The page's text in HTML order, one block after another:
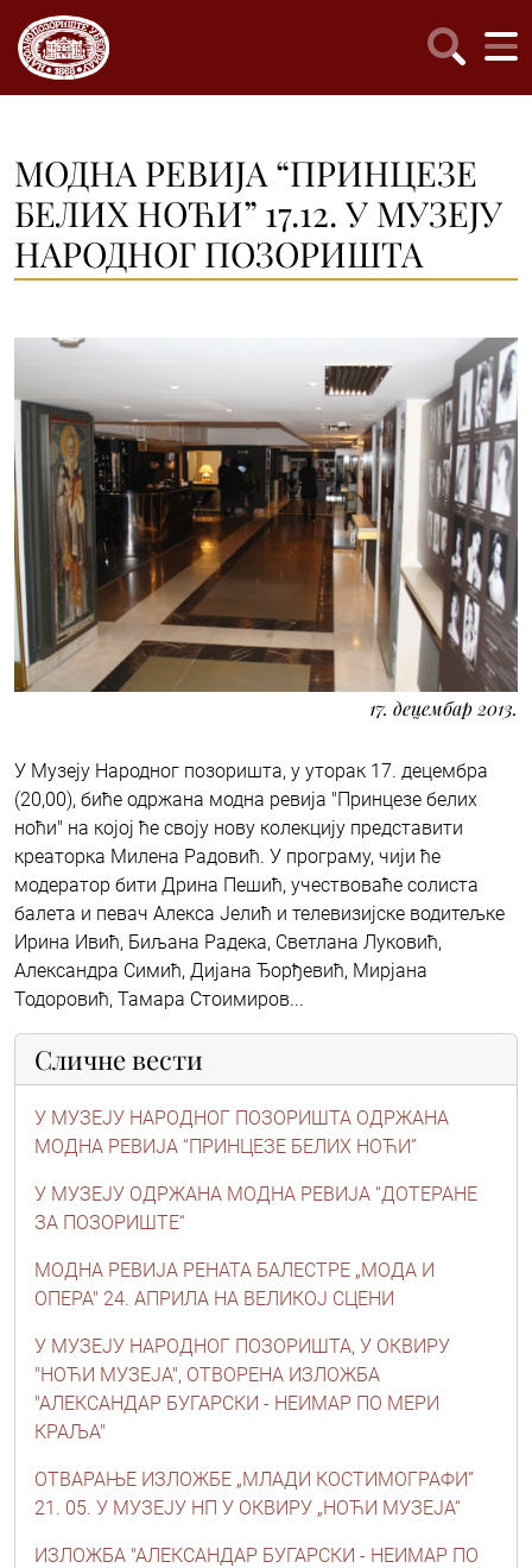
МОДНА РЕВИЈА “ПРИНЦЕЗЕ
БЕЛИХ НОЋИ” 17.12. У МУЗЕЈУ
НАРОДНОГ ПОЗОРИШТА
17. децембар 2013.
У Музеју Народног позоришта, у уторак 17. децембра
(20,00), биће одржана модна ревија "Принцезе белих
ноћи" на којој ће своју нову колекцију представити
креаторка Милена Радовић. У програму, чији ће
модератор бити Дрина Пешић, учествоваће солиста
балета и певач Алекса Јелић и телевизијске водитељке
Ирина Ивић, Биљана Радека, Светлана Луковић,
Александра Симић, Дијана Ђорђевић, Мирјана
Тодоровић, Тамара Стоимиров...
Сличне вести
У МУЗЕЈУ НАРОДНОГ ПОЗОРИШТА ОДРЖАНА
МОДНА РЕВИЈА “ПРИНЦЕЗЕ БЕЛИХ НОЋИ”
У МУЗЕЈУ ОДРЖАНА МОДНА РЕВИЈА “ДОТЕРАНЕ
ЗА ПОЗОРИШТЕ“
МОДНА РЕВИЈА РЕНАТА БАЛЕСТРЕ „МОДА И
ОПЕРА" 24. АПРИЛА НА ВЕЛИКОЈ СЦЕНИ
У МУЗЕЈУ НАРОДНОГ ПОЗОРИШТА, У ОКВИРУ
"НОЋИ МУЗЕЈА", ОТВОРЕНА ИЗЛОЖБА
"АЛЕКСАНДАР БУГАРСКИ - НЕИМАР ПО МЕРИ
КРАЉА"
ОТВАРАЊЕ ИЗЛОЖБЕ „МЛАДИ КОСТИМОГРАФИ”
21. 05. У МУЗЕЈУ НП У ОКВИРУ „НОЋИ МУЗЕЈА“
ИЗЛОЖБА "АЛЕКСАНДАР БУГАРСКИ - НЕИМАР ПО